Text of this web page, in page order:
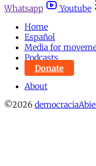
Whatsapp
Youtube
Home
Español
Media for
Podcasts
Donate
About
©2026